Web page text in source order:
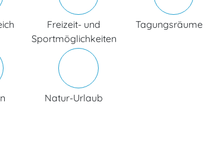
Freizeit- und
Sportmöglichkeiten
Tagungsräume
Natur-Urlaub